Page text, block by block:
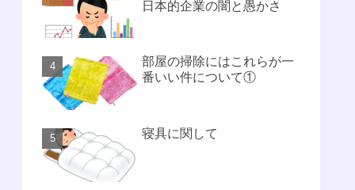
日本的企業の闇と愚かさ
部屋の掃除にはこれらが一
番いい件について①
寝具に関して